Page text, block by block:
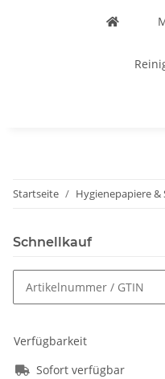
Startseite Hygienepapiere
Schnellkauf
Verfügbarkeit
Sofort verfügbar